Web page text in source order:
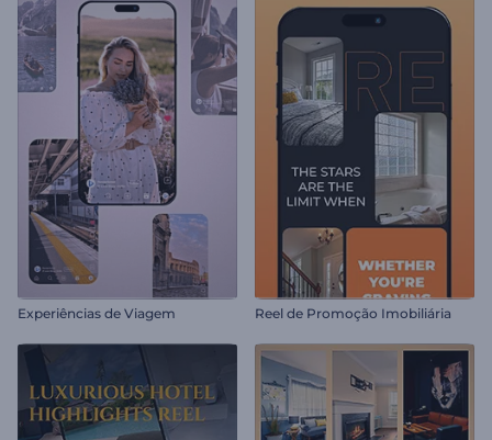
Experiências de Viagem Reel de Promoção Imobiliária